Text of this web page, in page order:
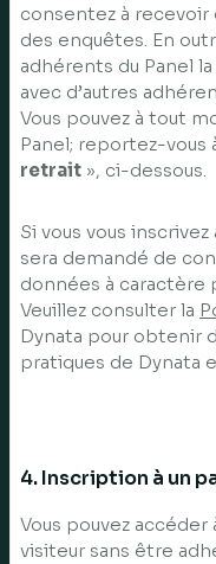
consentez à
des enquêtes. En
adhérents du Panel
avec d’autres
Vous pouvez à tout
Panel; reportez-vous
retrait », ci-dessous.
Si vous vous
sera demandé de
données à caractère
Veuillez consulter la
Dynata pour obtenir
pratiques de Dynata
4. Inscription à un
Vous pouvez
visiteur sans être